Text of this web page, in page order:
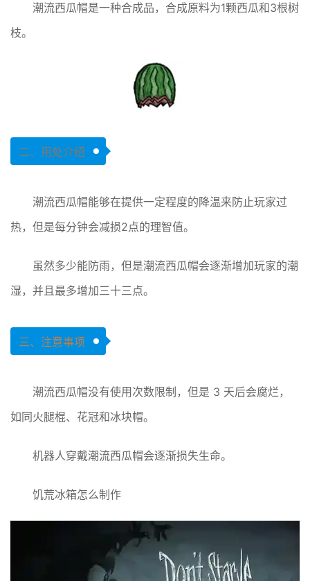
潮流西瓜帽是一种合成品，合成原料为1颗西瓜和3根树
枝。
二、用处介绍
潮流西瓜帽能够在提供一定程度的降温来防止玩家过
热，但是每分钟会减损2点的理智值。
虽然多少能防雨，但是潮流西瓜帽会逐渐增加玩家的潮
湿，并且最多增加三十三点。
三、注意事项
潮流西瓜帽没有使用次数限制，但是 3 天后会腐烂，
如同火腿棍、花冠和冰块帽。
机器人穿戴潮流西瓜帽会逐渐损失生命。
饥荒冰箱怎么制作